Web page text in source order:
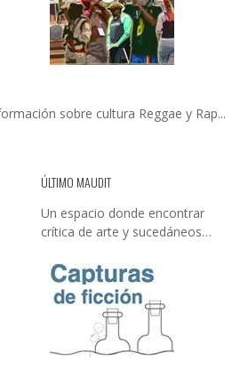
sobre cultura Reggae y Rap...
ÚLTIMO MAUDIT
Un espacio donde encontrar
crítica de arte y sucedáneos…